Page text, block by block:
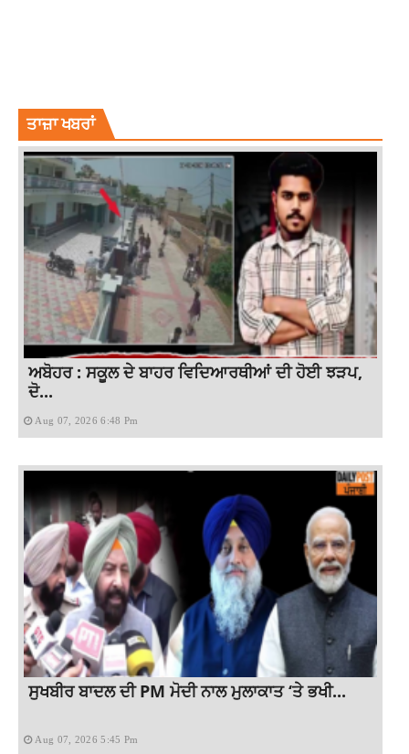
ਤਾਜ਼ਾ ਖਬਰਾਂ
ਅਬੋਹਰ : ਸਕੂਲ ਦੇ ਬਾਹਰ ਵਿਦਿਆਰਥੀਆਂ ਦੀ ਹੋਈ ਝੜਪ,
ਦੋ...
Aug 07, 2026 6:48 Pm
ਸੁਖਬੀਰ ਬਾਦਲ ਦੀ PM ਮੋਦੀ ਨਾਲ ਮੁਲਾਕਾਤ ‘ਤੇ ਭਖੀ...
Aug 07, 2026 5:45 Pm